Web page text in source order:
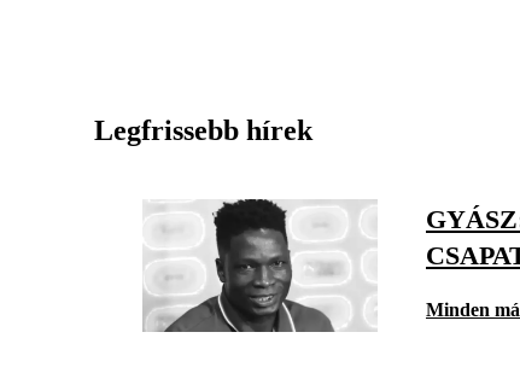
Legfrissebb hírek
Minden